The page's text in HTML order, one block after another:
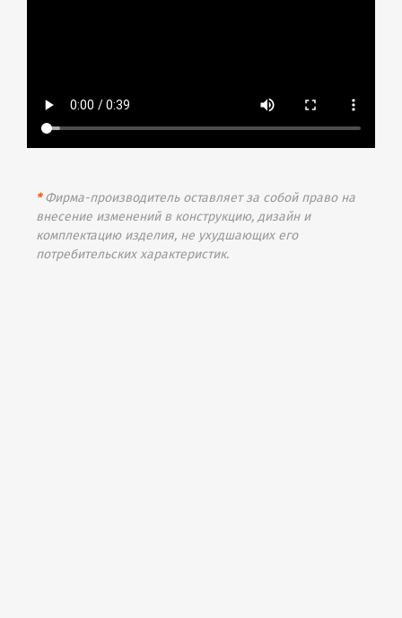
*Фирма-производитель оставляет за собой право на
внесение изменений в конструкцию, дизайн и
комплектацию изделия, не ухудшающих его
потребительских характеристик.